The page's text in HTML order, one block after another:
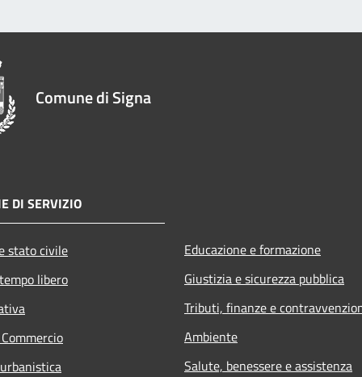
Comune di Signa
DI SERVIZIO
stato civile
libero
Educazione e formazione
Giustizia e sicurezza pubblica
Tributi, finanze e
Ambiente
Salute, benessere e assistenza